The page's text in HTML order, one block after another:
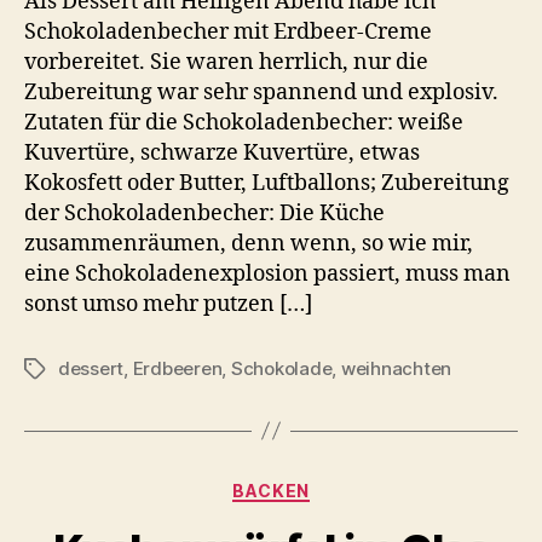
Schokoladenbecher mit Erdbeer-Creme
vorbereitet. Sie waren herrlich, nur die
Zubereitung war sehr spannend und explosiv.
Zutaten für die Schokoladenbecher: weiße
Kuvertüre, schwarze Kuvertüre, etwas
Kokosfett oder Butter, Luftballons; Zubereitung
der Schokoladenbecher: Die Küche
zusammenräumen, denn wenn, so wie mir,
eine Schokoladenexplosion passiert, muss man
sonst umso mehr putzen […]
Schlagwörter
dessert, Erdbeeren, Schokolade, weihnachten
Kategorien
BACKEN